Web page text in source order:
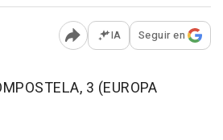
Abrir opciones para
IA Seguir en
3 (EUROPA